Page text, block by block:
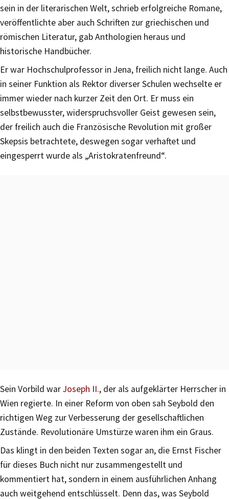
sein in der literarischen Welt, schrieb erfolgreiche Romane,
veröffentlichte aber auch Schriften zur griechischen und
römischen Literatur, gab Anthologien heraus und
historische Handbücher.
Er war Hochschulprofessor in Jena, freilich nicht lange. Auch
in seiner Funktion als Rektor diverser Schulen wechselte er
immer wieder nach kurzer Zeit den Ort. Er muss ein
selbstbewusster, widerspruchsvoller Geist gewesen sein,
der freilich auch die Französische Revolution mit großer
Skepsis betrachtete, deswegen sogar verhaftet und
eingesperrt wurde als „Aristokratenfreund“.
Sein Vorbild warJoseph II., der als aufgeklärter Herrscher in
Wien regierte. In einer Reform von oben sah Seybold den
richtigen Weg zur Verbesserung der gesellschaftlichen
Zustände. Revolutionäre Umstürze waren ihm ein Graus.
Das klingt in den beiden Texten sogar an, die Ernst Fischer
für dieses Buch nicht nur zusammengestellt und
kommentiert hat, sondern in einem ausführlichen Anhang
auch weitgehend entschlüsselt. Denn das, was Seybold